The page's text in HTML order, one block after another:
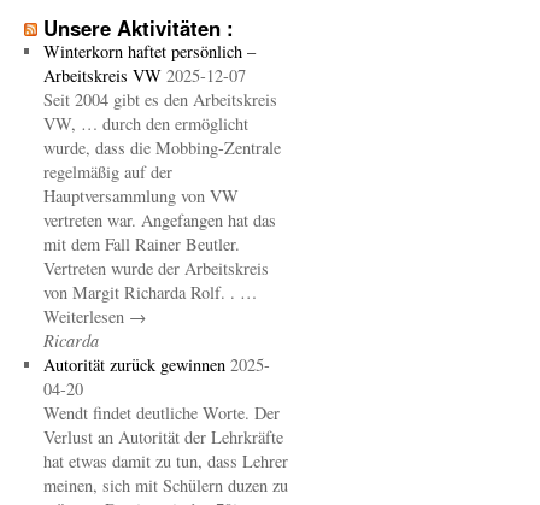
Unsere Aktivitäten :
Winterkorn haftet persönlich –
Arbeitskreis VW 2025-12-07
Seit 2004 gibt es den Arbeitskreis
VW, … durch den ermöglicht
wurde, dass die Mobbing-Zentrale
regelmäßig auf der
Hauptversammlung von VW
vertreten war. Angefangen hat das
mit dem Fall Rainer Beutler.
Vertreten wurde der Arbeitskreis
von Margit Richarda Rolf. . …
Weiterlesen →
Ricarda
Autorität zurück gewinnen 2025-
04-20
Wendt findet deutliche Worte. Der
Verlust an Autorität der Lehrkräfte
hat etwas damit zu tun, dass Lehrer
meinen, sich mit Schülern duzen zu